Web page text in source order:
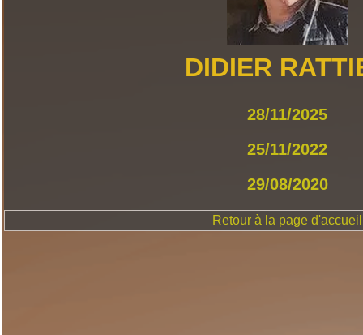
DIDIER
28/11/2025
25/11/2022
29/08/2020
Retour à la page d'accueil